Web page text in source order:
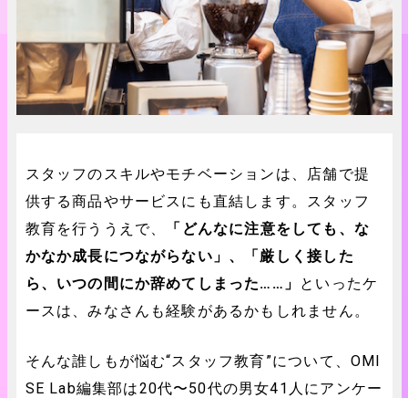
スタッフのスキルやモチベーションは、店舗で提
供する商品やサービスにも直結します。スタッフ
教育を行ううえで、
「どんなに注意をしても、な
かなか成長につながらない」、「厳しく接した
ら、いつの間にか辞めてしまった……」 といったケ
ースは、みなさんも経験があるかもしれません。
そんな誰しもが悩む“スタッフ教育”について、OMI
SE Lab編集部は20代〜50代の男女41人にアンケー